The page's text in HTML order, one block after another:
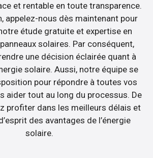
et rentable en toute transparence.
appelez-nous dès maintenant pour
étude gratuite et expertise en
solaires. Par conséquent,
une décision éclairée quant à
solaire. Aussi, notre équipe se
pour répondre à toutes vos
aider tout au long du processus. De
profiter dans les meilleurs délais et
des avantages de l’énergie
solaire.